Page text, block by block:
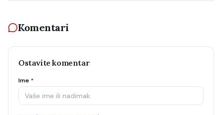
Komentari
Ostavite komentar
Ime *